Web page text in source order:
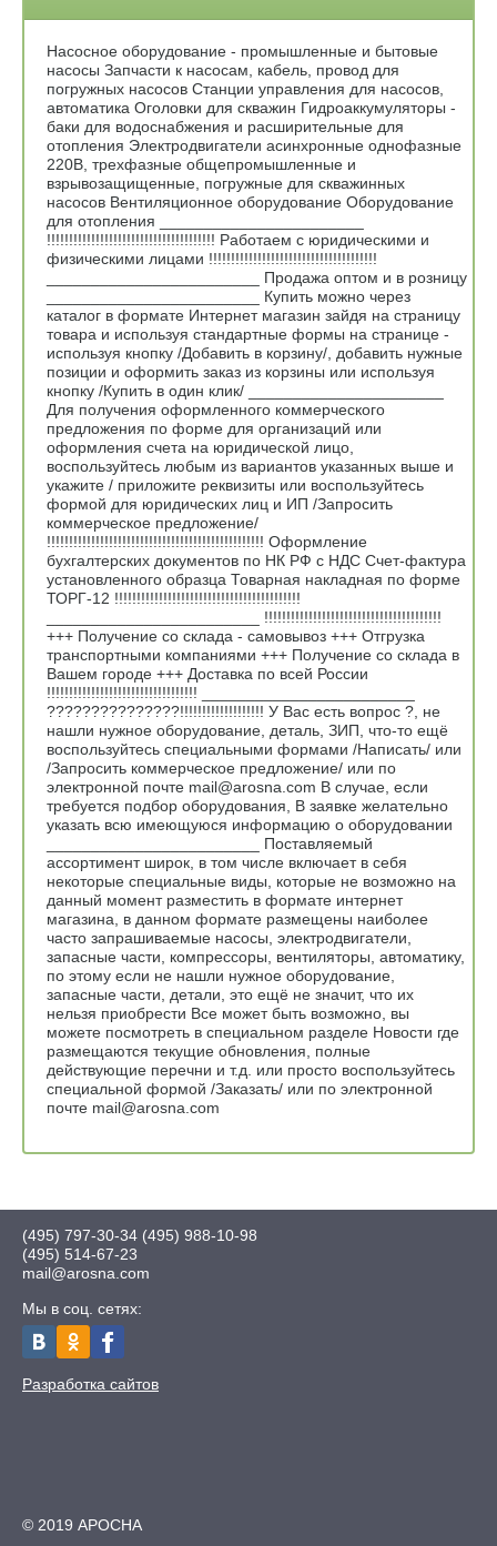
Насосное оборудование - промышленные и бытовые
насосы Запчасти к насосам, кабель, провод для
погружных насосов Станции управления для насосов,
автоматика Оголовки для скважин Гидроаккумуляторы -
баки для водоснабжения и расширительные для
отопления Электродвигатели асинхронные однофазные
220В, трехфазные общепромышленные и
взрывозащищенные, погружные для скважинных
насосов Вентиляционное оборудование Оборудование
для отопления _______________________
!!!!!!!!!!!!!!!!!!!!!!!!!!!!!!!!!!!!!! Работаем с юридическими и
физическими лицами !!!!!!!!!!!!!!!!!!!!!!!!!!!!!!!!!!!!!!
________________________ Продажа оптом и в розницу
________________________ Купить можно через
каталог в формате Интернет магазин зайдя на страницу
товара и используя стандартные формы на странице -
используя кнопку /Добавить в корзину/, добавить нужные
позиции и оформить заказ из корзины или используя
кнопку /Купить в один клик/ ______________________
Для получения оформленного коммерческого
предложения по форме для организаций или
оформления счета на юридической лицо,
воспользуйтесь любым из вариантов указанных выше и
укажите / приложите реквизиты или воспользуйтесь
формой для юридических лиц и ИП /Запросить
коммерческое предложение/
!!!!!!!!!!!!!!!!!!!!!!!!!!!!!!!!!!!!!!!!!!!!!!!!! Оформление
бухгалтерских документов по НК РФ с НДС Счет-фактура
установленного образца Товарная накладная по форме
ТОРГ-12 !!!!!!!!!!!!!!!!!!!!!!!!!!!!!!!!!!!!!!!!!!
________________________ !!!!!!!!!!!!!!!!!!!!!!!!!!!!!!!!!!!!!!!!
+++ Получение со склада - самовывоз +++ Отгрузка
транспортными компаниями +++ Получение со склада в
Вашем городе +++ Доставка по всей России
!!!!!!!!!!!!!!!!!!!!!!!!!!!!!!!!!! ________________________
???????????????!!!!!!!!!!!!!!!!!!! У Вас есть вопрос ?, не
нашли нужное оборудование, деталь, ЗИП, что-то ещё
воспользуйтесь специальными формами /Написать/ или
/Запросить коммерческое предложение/ или по
электронной почте mail@arosna.com В случае, если
требуется подбор оборудования, В заявке желательно
указать всю имеющуюся информацию о оборудовании
________________________ Поставляемый
ассортимент широк, в том числе включает в себя
некоторые специальные виды, которые не возможно на
данный момент разместить в формате интернет
магазина, в данном формате размещены наиболее
часто запрашиваемые насосы, электродвигатели,
запасные части, компрессоры, вентиляторы, автоматику,
по этому если не нашли нужное оборудование,
запасные части, детали, это ещё не значит, что их
нельзя приобрести Все может быть возможно, вы
можете посмотреть в специальном разделе Новости где
размещаются текущие обновления, полные
действующие перечни и т.д. или просто воспользуйтесь
специальной формой /Заказать/ или по электронной
почте mail@arosna.com
(495) 797-30-34 (495) 988-10-98
(495) 514-67-23
mail@arosna.com
Мы в соц. сетях:
Разработка сайтов
© 2019 АРОСНА